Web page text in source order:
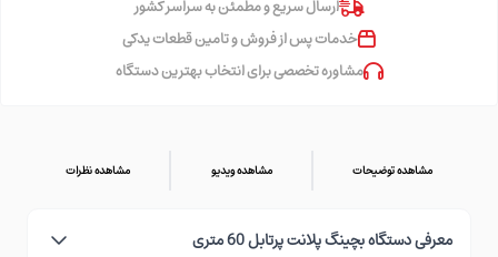
ارسال سریع و مطمئن به سراسر کشور
خدمات پس از فروش و تامین قطعات یدکی
مشاوره تخصصی برای انتخاب بهترین دستگاه
مشاهده توضیحات مشاهده ویدیو مشاهده نظرات
معرفی دستگاه بچینگ پلانت پرتابل 60 متری